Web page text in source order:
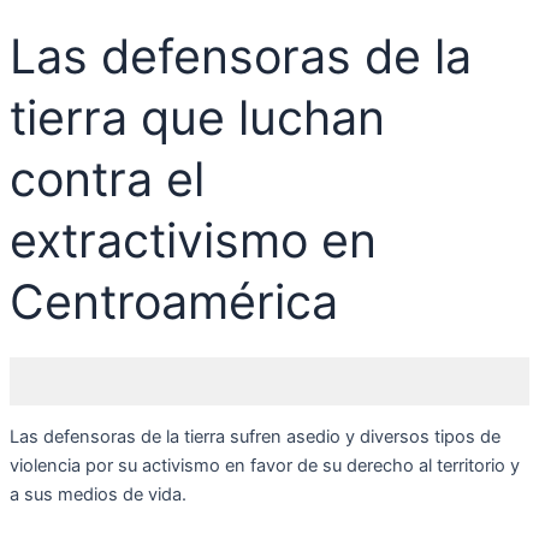
Las defensoras de la
tierra que luchan
contra el
extractivismo en
Centroamérica
Las defensoras de la tierra sufren asedio y diversos tipos de
violencia por su activismo en favor de su derecho al territorio y
a sus medios de vida.